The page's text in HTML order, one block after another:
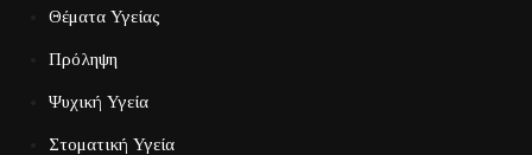
Θέματα Υγείας
Πρόληψη
Ψυχική Υγεία
Στοματική Υγεία